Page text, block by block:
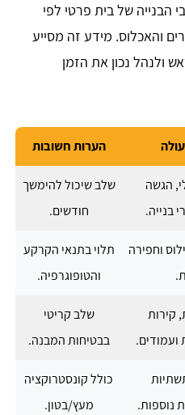
של בית פרטי לפי
והאכלוס. מידע זה מסייע
ולנהל נכון את הזמן
הערות חשובות
הגשה
בנייה.
שלב שיכול להימשך
חודשים.
וחפירה
תלוי בתנאי הקרקע
והטופוגרפיה.
קירות
ועמודים.
שלב קריטי
בבטיחות המבנה.
נוספות.
כולל קונסטרוקציה
מעץ/בטון.